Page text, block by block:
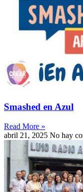
Smashed en Azul
Read More »
abril 21, 2025 No hay